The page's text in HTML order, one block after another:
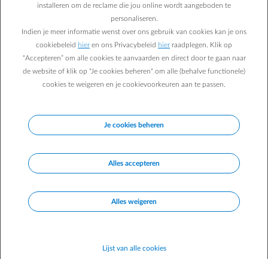
Veelgestelde vragen
Ik heb betaald en er is een probleem. Wat moet ik doen?
Wanneer moet ik mijn factuur betalen?
Kan ik één of meerdere facturen in meerdere schijven
betalen?
krijgt?
installeren om de reclame die jou online wordt aangeboden te
personaliseren.
Indien je meer informatie wenst over ons gebruik van cookies kan je ons
cookiebeleid hier en ons Privacybeleid hier raadplegen. Klik op
“Accepteren” om alle cookies te aanvaarden en direct door te gaan naar
de website of klik op "Je cookies beheren" om alle (behalve functionele)
cookies te weigeren en je cookievoorkeuren aan te passen.
Je cookies beheren
Alles accepteren
Alles weigeren
Lijst van alle cookies